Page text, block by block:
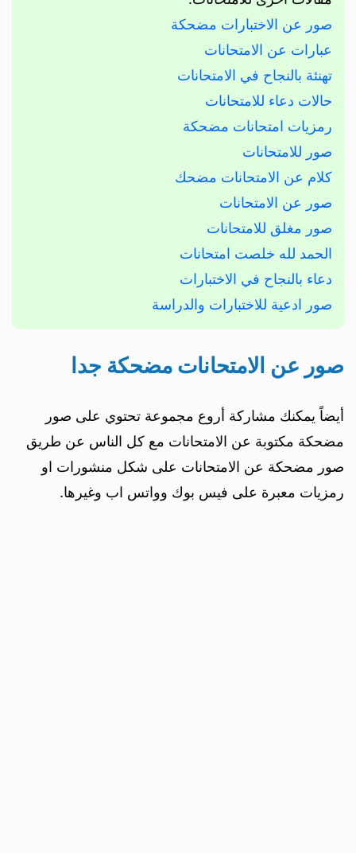
صور عن الاختبارات مضحكة
عبارات عن الامتحانات
تهنئة بالنجاح في الامتحانات
حالات دعاء للامتحانات
رمزيات امتحانات مضحكة
صور للامتحانات
كلام عن الامتحانات مضحك
صور عن الامتحانات
صور مغلق للامتحانات
الحمد لله خلصت امتحانات
دعاء بالنجاح في الاختبارات
صور ادعية للاختبارات والدراسة
صور عن الامتحانات مضحكة جدا
أيضاً يمكنك مشاركة أروع مجموعة تحتوي على صور
مضحكة مكتوبة عن الامتحانات مع كل الناس عن طريق
صور مضحكة عن الامتحانات على شكل منشورات او
رمزيات معبرة على فيس بوك وواتس اب وغيرها.